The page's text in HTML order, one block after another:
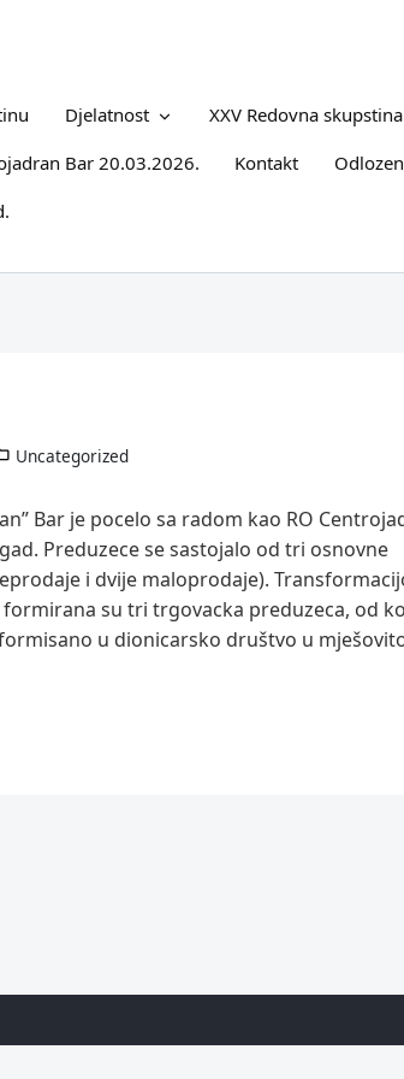
Djelatnost
XXV Redovna
Bar 20.03.2026.
Kontakt
Uncategorized
Bar je pocelo sa radom kao RO
Preduzece se sastojalo od tri osnovne
i dvije maloprodaje).
formirana su tri trgovacka preduzeca, od
u dionicarsko društvo u